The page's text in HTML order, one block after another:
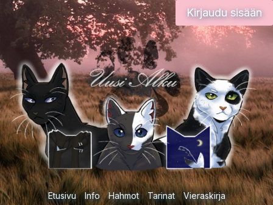
Siirry
sisältöön
Kirjaudu sisään
Etusivu Info Hahmot Tarinat Vieraskirja